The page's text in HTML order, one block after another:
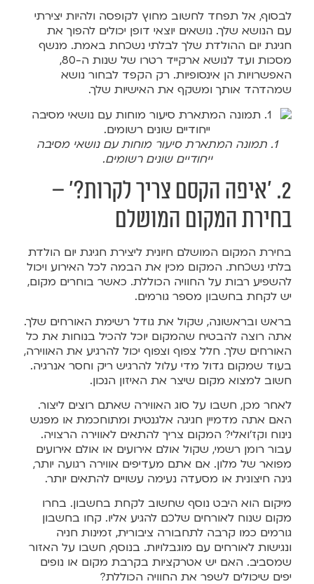
לבסוף, אל תפחד לחשוב מחוץ לקופסה ולהיות יצירתי
עם הנושא שלך. נושאים יוצאי דופן יכולים להפוך את
חגיגת יום ההולדת שלך לבלתי נשכחת באמת. מנשף
מסכות ועד לנושא ארקייד רטרו של שנות ה-80,
האפשרויות הן אינסופיות. רק הקפד לבחור נושא
שמהדהד אותך ומשקף את האישיות שלך.
1. תמונה המתארת סיעור מוחות עם נושאי מסיבה
ייחודיים שונים רשומים.
2. 'איפה הקסם צריך לקרות?' –
בחירת המקום המושלם
בחירת המקום המושלם חיונית ליצירת חגיגת יום הולדת
בלתי נשכחת. המקום מכין את הבמה לכל האירוע ויכול
להשפיע רבות על החוויה הכוללת. כאשר בוחרים מקום,
יש לקחת בחשבון מספר גורמים.
בראש ובראשונה, שקול את גודל רשימת האורחים שלך.
אתה רוצה להבטיח שהמקום יוכל להכיל בנוחות את כל
האורחים שלך. חלל צפוף וצפוף יכול להרגיע את האווירה,
בעוד שמקום גדול מדי עלול להרגיש ריק וחסר אנרגיה.
חשוב למצוא מקום שיצר את האיזון הנכון.
לאחר מכן, חשבו על סוג האווירה שאתם רוצים ליצור.
האם אתה מדמיין חגיגה אלגנטית ומתוחכמת או מפגש
נינוח וקז'ואלי? המקום צריך להתאים לאווירה הרצויה.
עבור רומן רשמי, שקול אולם אירועים או אולם אירועים
מפואר של מלון. אם אתם מעדיפים אווירה רגועה יותר,
גינה חיצונית או מסעדה נעימה עשויים להתאים יותר.
מיקום הוא היבט נוסף שחשוב לקחת בחשבון. בחרו
מקום שנוח לאורחים שלכם להגיע אליו. קחו בחשבון
גורמים כמו קרבה לתחבורה ציבורית, זמינות חניה
ונגישות לאורחים עם מוגבלויות. בנוסף, חשבו על האזור
שמסביב. האם יש אטרקציות בקרבת מקום או נופים
יפים שיכולים לשפר את החוויה הכוללת?